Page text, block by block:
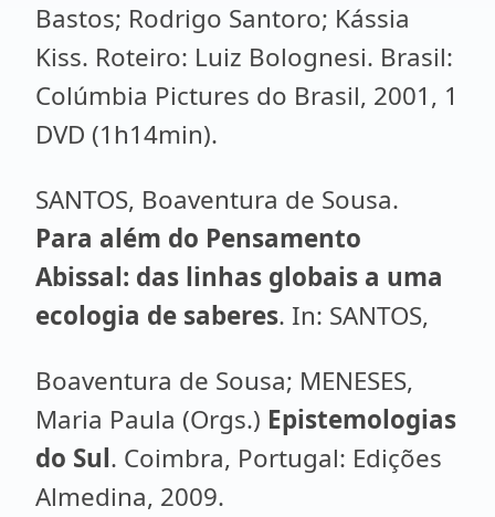
Bastos; Rodrigo Santoro; Kássia
Kiss. Roteiro: Luiz Bolognesi. Brasil:
Colúmbia Pictures do Brasil, 2001, 1
DVD (1h14min).
SANTOS, Boaventura de Sousa.
Para além do Pensamento
Abissal: das linhas globais a uma
ecologia de saberes. In: SANTOS,
Boaventura de Sousa; MENESES,
Maria Paula (Orgs.) Epistemologias
do Sul. Coimbra, Portugal: Edições
Almedina, 2009.